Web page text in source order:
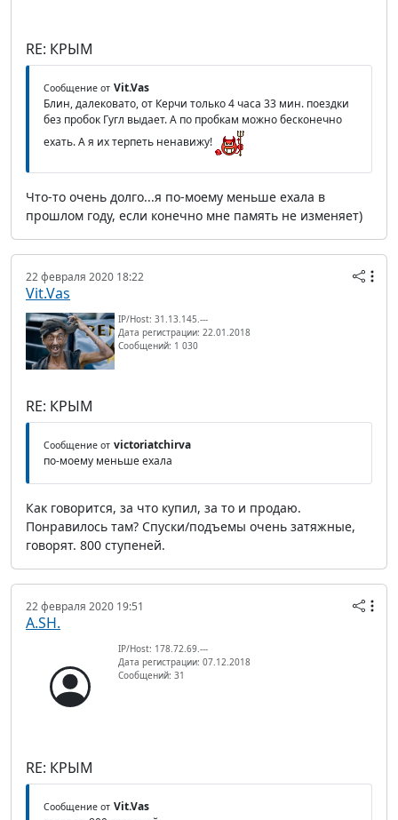
RE: КРЫМ
Сообщение от Vit.Vas
Блин, далековато, от Керчи только 4 часа 33 мин. поездки
без пробок Гугл выдает. А по пробкам можно бесконечно
ехать. А я их терпеть ненавижу!
Что-то очень долго...я по-моему меньше ехала в
прошлом году, если конечно мне память не изменяет)
22 февраля 2020 18:22
Vit.Vas
IP/Host: 31.13.145.---
Дата регистрации: 22.01.2018
Сообщений: 1 030
RE: КРЫМ
Сообщение от victoriatchirva
по-моему меньше ехала
Как говорится, за что купил, за то и продаю.
Понравилось там? Спуски/подъемы очень затяжные,
говорят. 800 ступеней.
22 февраля 2020 19:51
A.SH.
IP/Host: 178.72.69.---
Дата регистрации: 07.12.2018
Сообщений: 31
RE: КРЫМ
Сообщение от Vit.Vas